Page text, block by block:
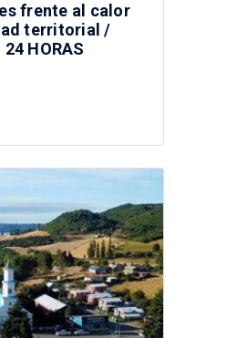
frente al calor
territorial /
HORAS